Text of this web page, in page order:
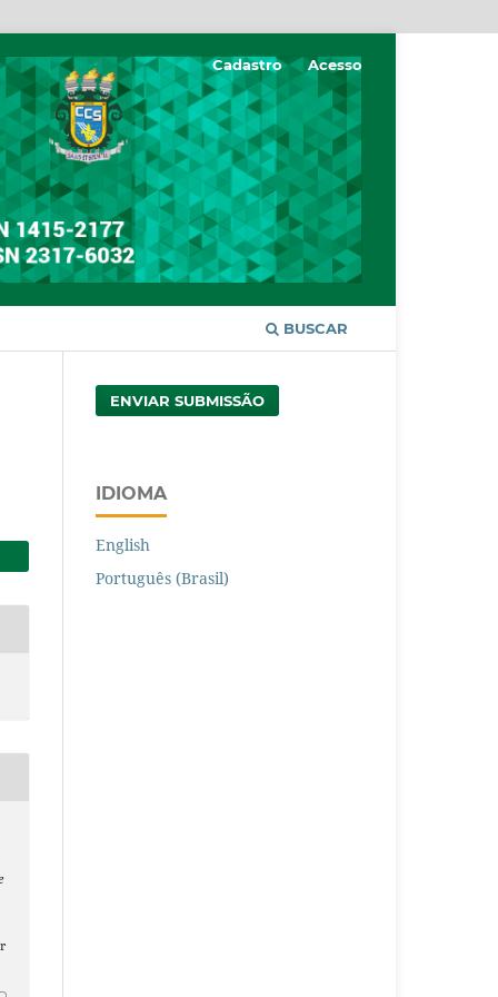
BUSCAR
Cadastro Acesso
ENVIAR SUBMISSÃO
IDIOMA
English
Português (Brasil)